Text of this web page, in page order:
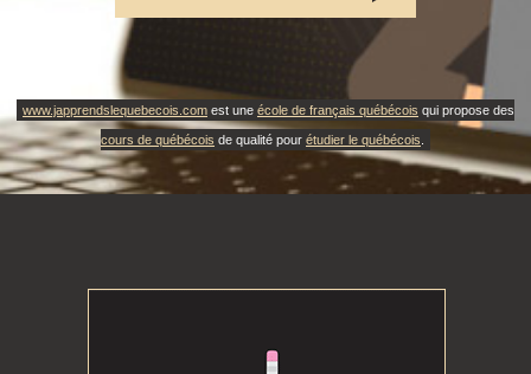
www.japprendslequebecois.com est une école de français québécois qui propose des
cours de québécois de qualité pour étudier le québécois